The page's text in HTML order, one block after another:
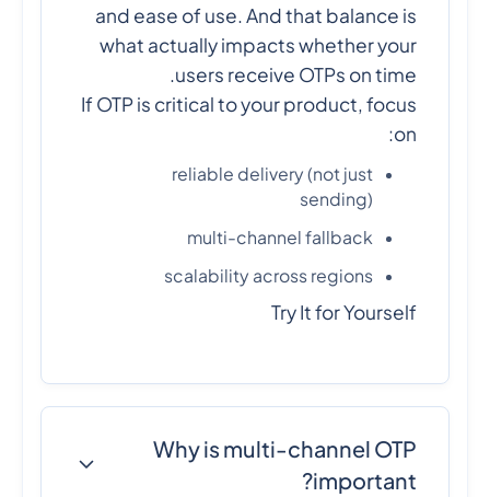
and ease of use. And that balance is
what actually impacts whether your
users receive OTPs on time.
If OTP is critical to your product, focus
on:
reliable delivery (not just
sending)
multi-channel fallback
scalability across regions
Try It for Yourself
Why is multi-channel OTP
important?